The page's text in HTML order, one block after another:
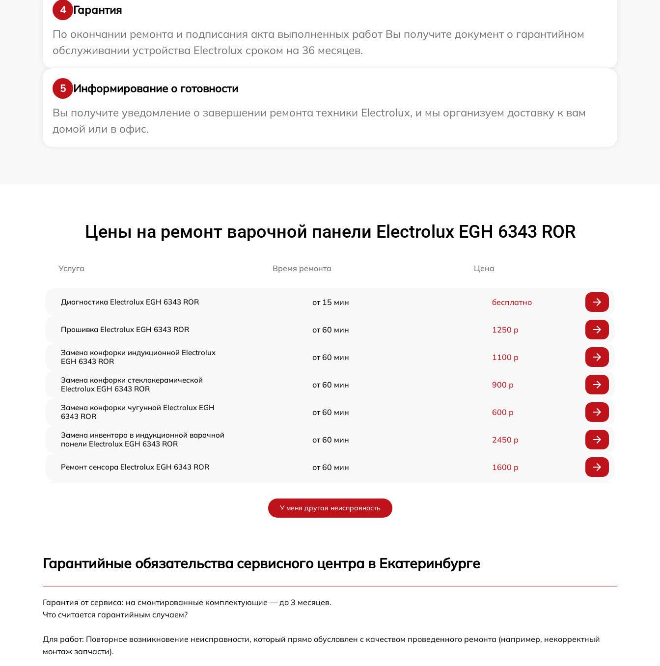
4
Гарантия
По окончании ремонта и подписания акта выполненных работ Вы получите документ о гарантийном
обслуживании устройства Electrolux сроком на 36 месяцев.
5
Информирование о готовности
Вы получите уведомление о завершении ремонта техники Electrolux, и мы организуем доставку к вам
домой или в офис.
Цены на ремонт варочной панели Electrolux EGH 6343 ROR
Услуга Время ремонта Цена
Диагностика Electrolux EGH 6343 ROR от 15 мин бесплатно
Прошивка Electrolux EGH 6343 ROR от 60 мин 1250 р
Замена конфорки индукционной Electrolux
EGH 6343 ROR
от 60 мин 1100 р
Замена конфорки стеклокерамической
Electrolux EGH 6343 ROR
от 60 мин 900 р
Замена конфорки чугунной Electrolux EGH
6343 ROR
от 60 мин 600 р
Замена инвентора в индукционной варочной
панели Electrolux EGH 6343 ROR
от 60 мин 2450 р
Ремонт сенсора Electrolux EGH 6343 ROR от 60 мин 1600 р
Замена сенсора Electrolux EGH 6343 ROR от 60 мин
У меня другая неисправность
Гарантийные обязательства сервисного центра в Екатеринбурге
Гарантия от сервиса: на смонтированные комплектующие — до 3 месяцев.
Что считается гарантийным случаем?
Для работ: Повторное возникновение неисправности, который прямо обусловлен с качеством проведенного ремонта (например, некорректный
монтаж запчасти).